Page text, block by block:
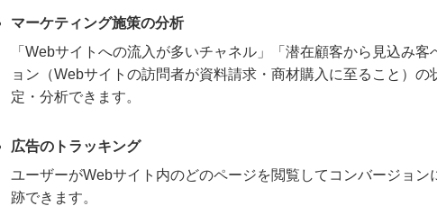
マーケティング施策の分析
「Webサイトへの流入が多いチャネル」「潜在顧客から見込み客
ョン（Webサイトの訪問者が資料請求・商材購入に至ること）の
定・分析できます。
広告のトラッキング
ユーザーがWebサイト内のどのページを閲覧してコンバージョン
跡できます。